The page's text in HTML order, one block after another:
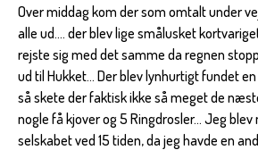
Over middag kom der som omtalt under
alle ud.... der blev lige smålusket
rejste sig med det samme da regnen
ud til Hukket... Der blev lynhurtigt fundet
så skete der faktisk ikke så meget de
nogle få kjover og 5 Ringdrosler... Jeg
selskabet ved 15 tiden, da jeg havde en